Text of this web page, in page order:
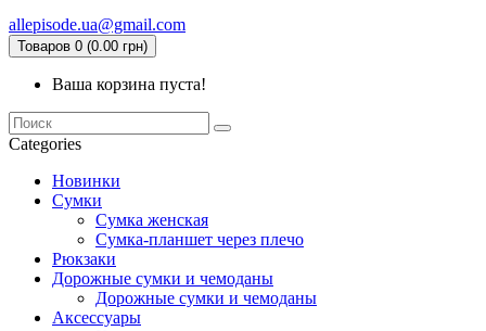
allepisode.ua@gmail.com
Товаров 0 (0.00 грн)
Ваша корзина пуста!
Categories
Новинки
Сумки
Сумка женская
Сумка-планшет через плечо
Рюкзаки
Дорожные сумки и чемоданы
Дорожные сумки и чемоданы
Аксессуары